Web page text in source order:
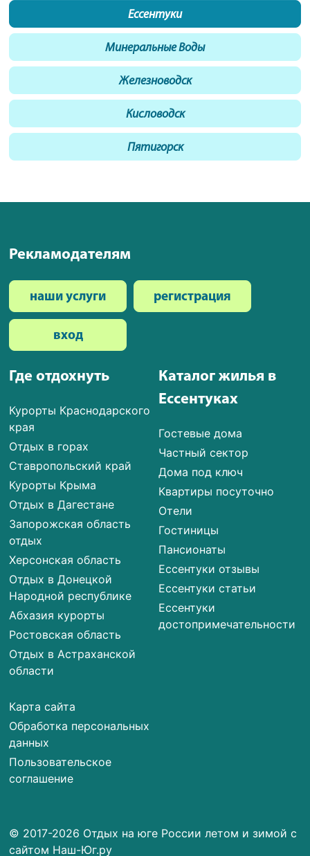
Ессентуки
Минеральные Воды
Железноводск
Кисловодск
Пятигорск
Где отдохнуть
Курорты Краснодарского
края
Отдых в горах
Ставропольский край
Курорты Крыма
Отдых в Дагестане
Запорожская область
отдых
Херсонская область
Отдых в Донецкой
Народной республике
Абхазия курорты
Ростовская область
Отдых в Астраханской
области
Карта сайта
Обработка персональных
данных
Пользовательское
соглашение
Каталог жилья в
Ессентуках
Гостевые дома
Частный сектор
Дома под ключ
Квартиры посуточно
Отели
Гостиницы
Пансионаты
Ессентуки отзывы
Ессентуки статьи
Ессентуки
достопримечательности
Рекламодателям
наши услуги регистрация
вход
© 2017-2026 Отдых на юге России летом и зимой с
сайтом Наш-Юг.ру